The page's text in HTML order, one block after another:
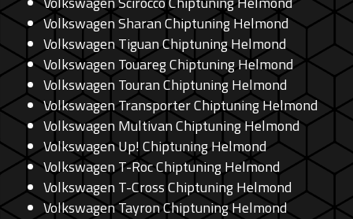
Volkswagen Sharan Chiptuning Helmond
Volkswagen Tiguan Chiptuning Helmond
Volkswagen Touareg Chiptuning Helmond
Volkswagen Touran Chiptuning Helmond
Volkswagen Transporter Chiptuning Helmond
Volkswagen Multivan Chiptuning Helmond
Volkswagen Up! Chiptuning Helmond
Volkswagen T-Roc Chiptuning Helmond
Volkswagen T-Cross Chiptuning Helmond
Volkswagen Tayron Chiptuning Helmond